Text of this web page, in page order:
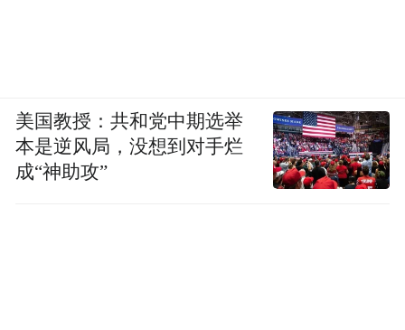
美国教授：共和党中期选举
本是逆风局，没想到对手烂
成“神助攻”